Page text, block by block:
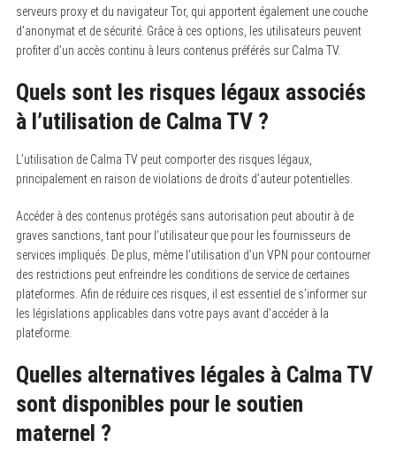
serveurs proxy et du navigateur Tor, qui apportent également une couche
d’anonymat et de sécurité. Grâce à ces options, les utilisateurs peuvent
profiter d’un accès continu à leurs contenus préférés sur Calma TV.
Quels sont les risques légaux associés
à l’utilisation de Calma TV ?
L’utilisation de Calma TV peut comporter des risques légaux,
principalement en raison de violations de droits d’auteur potentielles.
Accéder à des contenus protégés sans autorisation peut aboutir à de
graves sanctions, tant pour l’utilisateur que pour les fournisseurs de
services impliqués. De plus, même l’utilisation d’un VPN pour contourner
des restrictions peut enfreindre les conditions de service de certaines
plateformes. Afin de réduire ces risques, il est essentiel de s’informer sur
les législations applicables dans votre pays avant d’accéder à la
plateforme.
Quelles alternatives légales à Calma TV
sont disponibles pour le soutien
maternel ?